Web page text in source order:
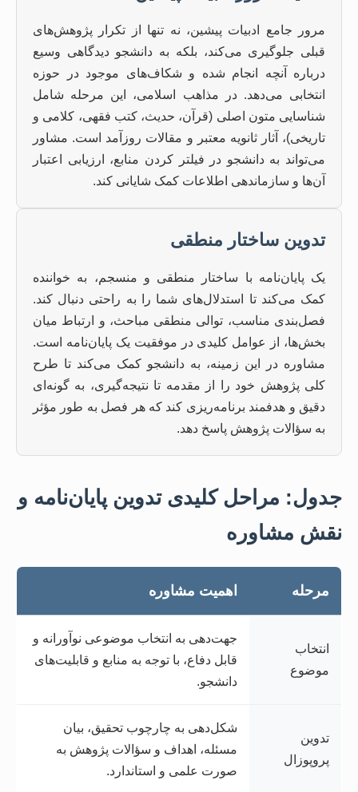
مرور جامع ادبیات پیشین، نه تنها از تکرار پژوهش‌های
قبلی جلوگیری می‌کند، بلکه به دانشجو دیدگاهی وسیع
درباره آنچه انجام شده و شکاف‌های موجود در حوزه
انتخابی می‌دهد. در مذاهب اسلامی، این مرحله شامل
شناسایی متون اصلی (قرآن، حدیث، کتب فقهی، کلامی و
تاریخی)، آثار ثانویه معتبر و مقالات روزآمد است. مشاور
می‌تواند به دانشجو در فیلتر کردن منابع، ارزیابی اعتبار
آن‌ها و سازماندهی اطلاعات کمک شایانی کند.
تدوین ساختار منطقی
یک پایان‌نامه با ساختار منطقی و منسجم، به خواننده
کمک می‌کند تا استدلال‌های شما را به راحتی دنبال کند.
فصل‌بندی مناسب، توالی منطقی مباحث، و ارتباط میان
بخش‌ها، از عوامل کلیدی در موفقیت یک پایان‌نامه است.
مشاوره در این زمینه، به دانشجو کمک می‌کند تا طرح
کلی پژوهش خود را از مقدمه تا نتیجه‌گیری، به گونه‌ای
دقیق و هدفمند برنامه‌ریزی کند که هر فصل به طور مؤثر
به سؤالات پژوهش پاسخ دهد.
جدول: مراحل کلیدی تدوین پایان‌نامه و
نقش مشاوره
مرحله اهمیت مشاوره
انتخاب
موضوع
جهت‌دهی به انتخاب موضوعی نوآورانه و
قابل دفاع، با توجه به منابع و قابلیت‌های
دانشجو.
تدوین
پروپوزال
شکل‌دهی به چارچوب تحقیق، بیان
مسئله، اهداف و سؤالات پژوهش به
صورت علمی و استاندارد.